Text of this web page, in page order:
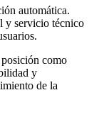
automática.
y servicio técnico
como
y
de la